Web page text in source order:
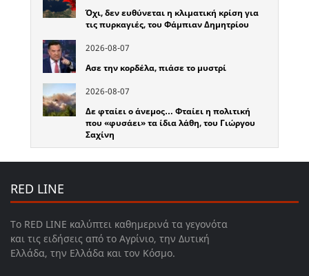
Όχι, δεν ευθύνεται η κλιματική κρίση για
τις πυρκαγιές, του Φάμπιαν Δημητρίου
2026-08-07
Ασε την κορδέλα, πιάσε το μυστρί
2026-08-07
Δε φταίει ο άνεμος… Φταίει η πολιτική
που «φυσάει» τα ίδια λάθη, του Γιώργου
Σαχίνη
RED LINE
Το RED LINE καλύπτει καθημερινά τα γεγονότα
και τις ειδήσεις από το Αγρίνιο, την Δυτική
Ελλάδα, την Ελλάδα και τον Κόσμο.